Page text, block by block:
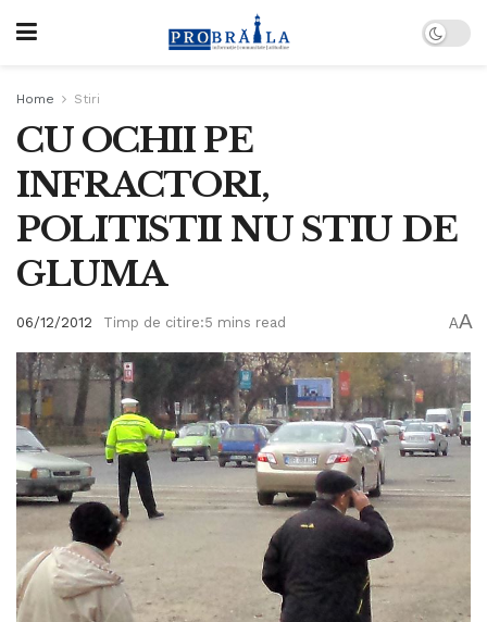
Home Stiri
CU OCHII PE
INFRACTORI,
POLITISTII NU STIU DE
GLUMA
06/12/2012 Timp de citire:5 mins read AA